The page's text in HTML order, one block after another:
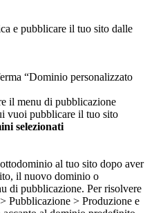
e pubblicare il tuo sito dalle
“Dominio personalizzato
il menu di pubblicazione
vuoi pubblicare il tuo sito
selezionati
al tuo sito dopo aver
il nuovo dominio o
di pubblicazione. Per risolvere
Pubblicazione > Produzione e